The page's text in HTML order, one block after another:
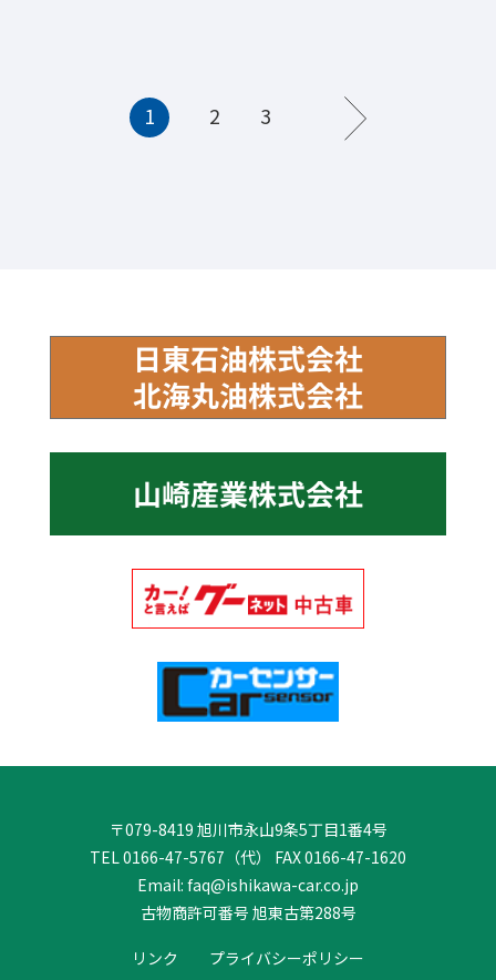
たいと思います。 2024年も宜しくお願い申し上げます。
1 2 3
〒079-8419 旭川市永山9条5丁目1番4号
TEL 0166-47-5767（代） FAX 0166-47-1620
Email: faq@ishikawa-car.co.jp
古物商許可番号 旭東古第288号
リンク プライバシーポリシー